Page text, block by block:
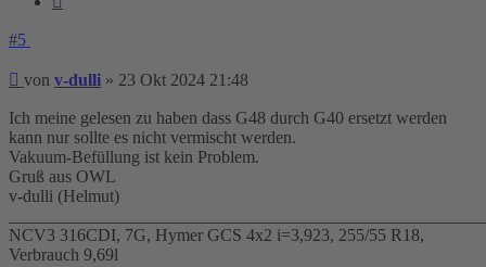
#5
Beitrag
von v-dulli » 23 Okt 2024 21:48
Ich meine gelesen zu haben dass G48 durch G40 ersetzt werden
kann nur sollte es nicht vermischt werden.
Vakuum-Befüllung ist kein Problem.
Gruß aus OWL
v-dulli (Helmut)
NCV3 316CDI, 7G, Hymer GCS 4x2 i=3,923, 255/55 R18,
Verbrauch 9,69l